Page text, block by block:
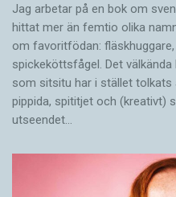
Jag arbetar på en bok om
hittat mer än femtio olika
om favoritfödan:
spickeköttsfågel. Det
som sitsitu har i stället
pippida, spititjet och (kreativt)
utseendet…